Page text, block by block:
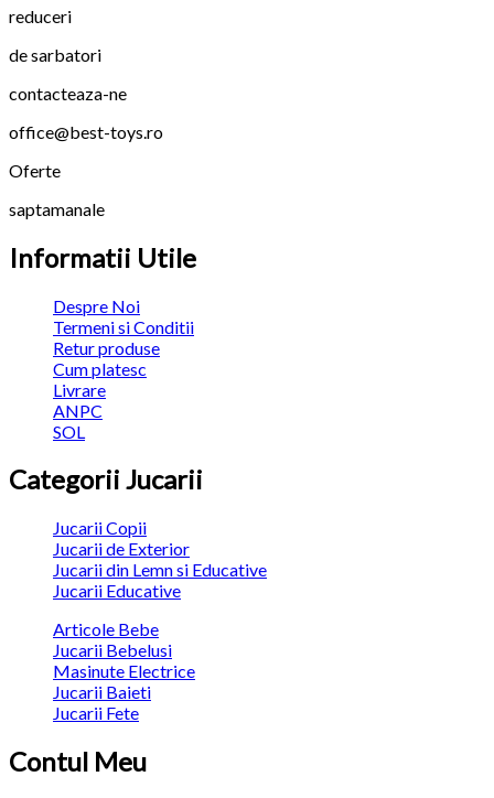
reduceri
de sarbatori
contacteaza-ne
office@best-toys.ro
Oferte
saptamanale
Informatii Utile
Despre Noi
Termeni si Conditii
Retur produse
Cum platesc
Livrare
ANPC
SOL
Categorii Jucarii
Jucarii Copii
Jucarii de Exterior
Jucarii din Lemn si Educative
Jucarii Educative
Articole Bebe
Jucarii Bebelusi
Masinute Electrice
Jucarii Baieti
Jucarii Fete
Contul Meu